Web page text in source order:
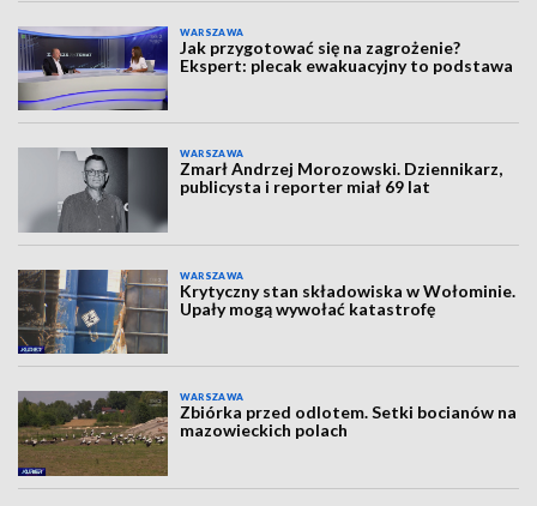
WARSZAWA
Jak przygotować się na zagrożenie?
Ekspert: plecak ewakuacyjny to podstawa
WARSZAWA
Zmarł Andrzej Morozowski. Dziennikarz,
publicysta i reporter miał 69 lat
WARSZAWA
Krytyczny stan składowiska w Wołominie.
Upały mogą wywołać katastrofę
WARSZAWA
Zbiórka przed odlotem. Setki bocianów na
mazowieckich polach